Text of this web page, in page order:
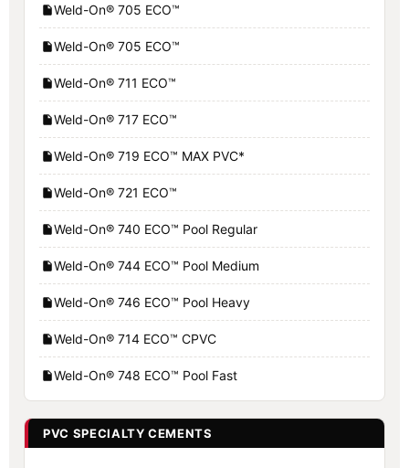
Weld-On® 705 ECO™
Weld-On® 705 ECO™
Weld-On® 711 ECO™
Weld-On® 717 ECO™
Weld-On® 719 ECO™ MAX PVC*
Weld-On® 721 ECO™
Weld-On® 740 ECO™ Pool Regular
Weld-On® 744 ECO™ Pool Medium
Weld-On® 746 ECO™ Pool Heavy
Weld-On® 714 ECO™ CPVC
Weld-On® 748 ECO™ Pool Fast
PVC SPECIALTY CEMENTS